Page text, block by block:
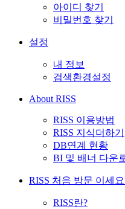
아이디 찾기
비밀번호 찾기
설정
내 정보
검색환경설정
About RISS
RISS 이용방법
RISS 지식더하기
DB연계 현황
BI 및 배너 다운
RISS 처음 방문 이세
RISS란?